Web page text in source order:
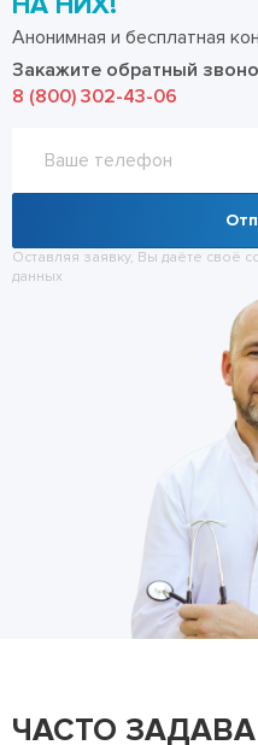
Анонимная и бесплатная
Закажите обратный
8 (800) 302-43-06
Оставляя заявку, Вы даёте своё
данных
ЧАСТО